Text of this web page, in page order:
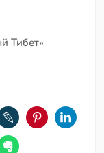
Тибет»